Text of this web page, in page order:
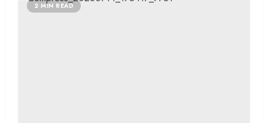
2 MIN READ